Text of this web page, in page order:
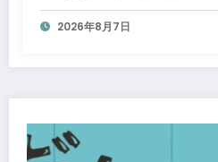
2026年8月7日